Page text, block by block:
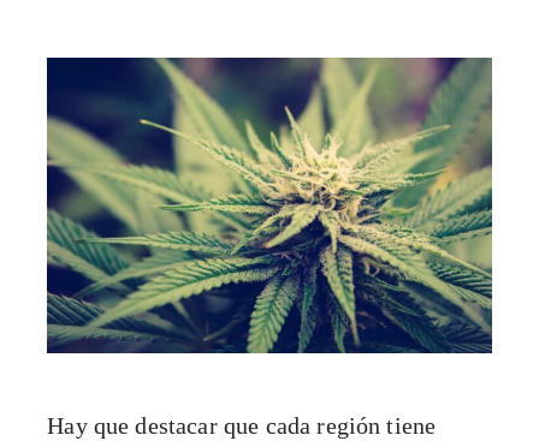
Hay que destacar que cada región tiene